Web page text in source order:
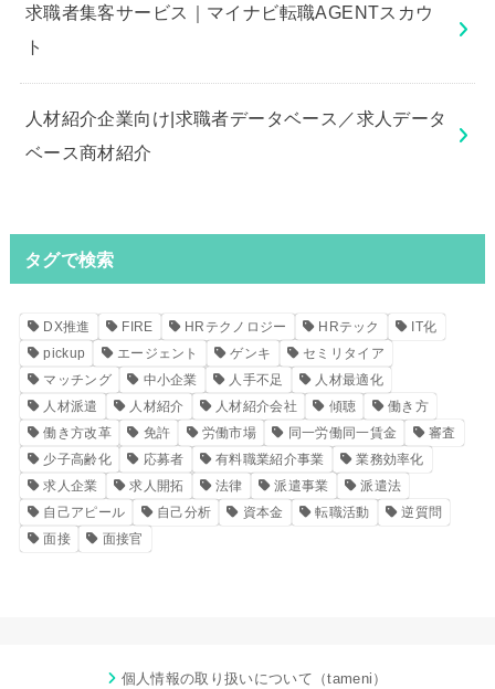
求職者集客サービス｜マイナビ転職AGENTスカウ
ト
人材紹介企業向け|求職者データベース／求人データ
ベース商材紹介
タグで検索
DX推進 FIRE HRテクノロジー HRテック
IT化
pickup
エージェント ゲンキ
セミリタイア
マッチング
中小企業 人手不足
人材最適化
人材派遣
人材紹介 人材紹介会社 傾聴
働き方
働き方改革
免許 労働市場 同一労働同一賃金
審査
少子高齢化
応募者 有料職業紹介事業
業務効率化
求人企業
求人開拓 法律 派遣事業
派遣法
自己アピール
自己分析 資本金 転職活動
逆質問
面接
面接官
個人情報の取り扱いについて（tameni）